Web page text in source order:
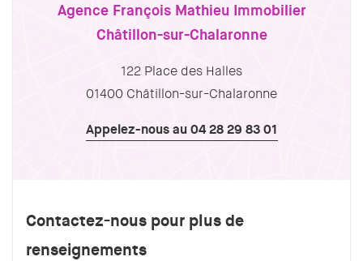
Agence François Mathieu Immobilier
Châtillon-sur-Chalaronne
122 Place des Halles
01400 Châtillon-sur-Chalaronne
Appelez-nous au 04 28 29 83 01
Contactez-nous pour plus de
renseignements